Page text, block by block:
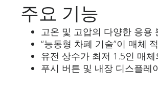
주요 기능
고온 및 고압의 다양한 응용
“능동형 차폐 기술”이 매체
유전 상수가 최저 1.5인 매체
푸시 버튼 및 내장 디스플레